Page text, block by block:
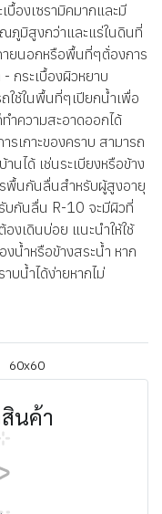
บื้องเซรามิคมากและมี
ภูมิสูงกว่าและแร่ในดินที่
ายนอกหรือพื้นที่ๆต้่องการ
กระเบื้องผิวหยาบ
ใช้ในพื้นที่ๆเปียกน้ำเพื่อ
ำความสะอาดออกได้
รเกาะของคราบ สามารถ
ได้ เช่นระเบียงหรือข้าง
รพื้นกันลื่นสำหรับผู้สูงอายุ
บกันลื่น R-10 จะมีผิวที่
งเดินบ่อย แนะนำให้ใช้
น้ำหรือข้างสระน้ำ หาก
บน้ำได้ง่ายหากไม่
60x60
นค้า